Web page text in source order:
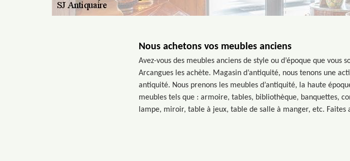
Nous achetons vos meubles anciens
Avez-vous des meubles anciens de style ou d’époque que
Arcangues les achète. Magasin d’antiquité, nous tenons une
antiquité. Nous prenons les meubles d’antiquité, la haute
meubles tels que : armoire, tables, bibliothèque, banquettes,
lampe, miroir, table à jeux, table de salle à manger, etc. Faites